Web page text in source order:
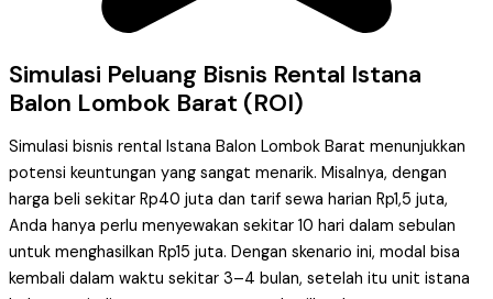
Simulasi Peluang Bisnis Rental Istana
Balon Lombok Barat (ROI)
Simulasi bisnis rental Istana Balon Lombok Barat menunjukkan
potensi keuntungan yang sangat menarik. Misalnya, dengan
harga beli sekitar Rp40 juta dan tarif sewa harian Rp1,5 juta,
Anda hanya perlu menyewakan sekitar 10 hari dalam sebulan
untuk menghasilkan Rp15 juta. Dengan skenario ini, modal bisa
kembali dalam waktu sekitar 3–4 bulan, setelah itu unit istana